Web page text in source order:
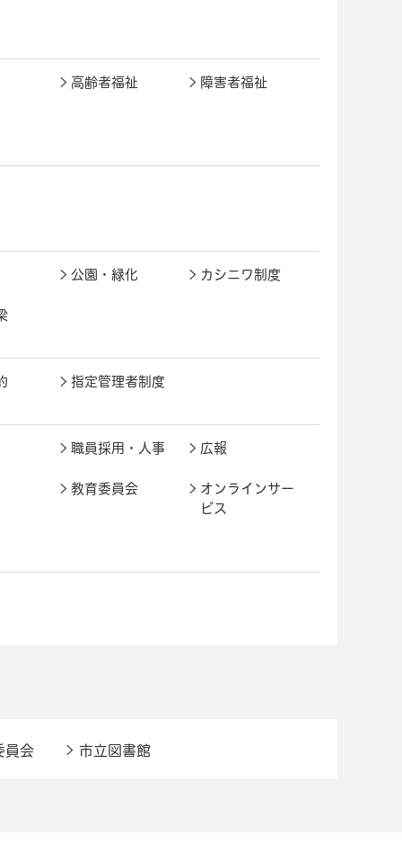
高齢者福祉 障害者福祉
公園・緑化 カシニワ制度
指定管理者制度
職員採用・人事 広報
教育委員会
オンラインサー
ビス
員会 市立図書館